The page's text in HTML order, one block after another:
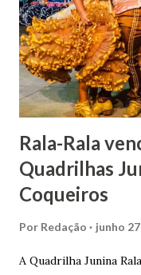
lhe proporcionou uma
Gomes de Melo
Senhor Bom Jesus
doada ao vigário Pe.
Matriz...
Rala-Rala
Quadrilhas
Coqueiros
Por Redação junho
A Quadrilha Junina